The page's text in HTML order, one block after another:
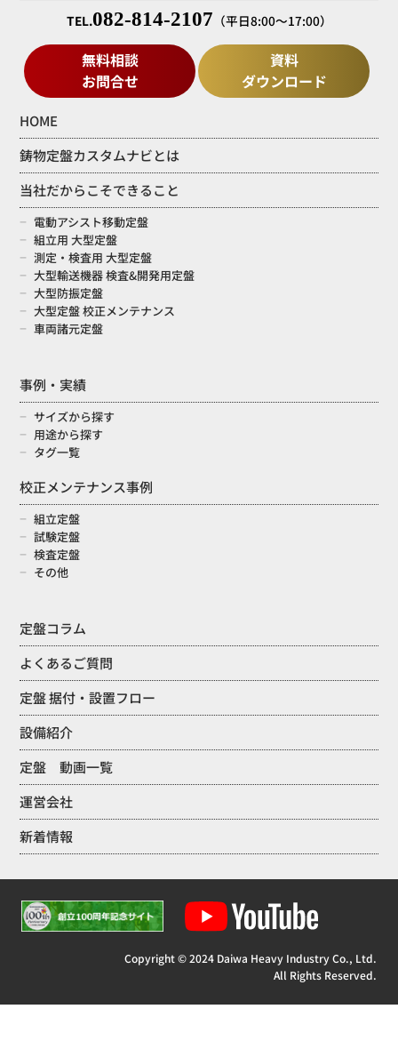
TEL.082-814-2107 （平日8:00～17:00）
無料相談
お問合せ
資料
ダウンロード
HOME
鋳物定盤カスタムナビとは
当社だからこそできること
電動アシスト移動定盤
組立用 大型定盤
測定・検査用 大型定盤
大型輸送機器 検査&開発用定盤
大型防振定盤
大型定盤 校正メンテナンス
車両諸元定盤
事例・実績
サイズから探す
用途から探す
タグ一覧
校正メンテナンス事例
組立定盤
試験定盤
検査定盤
その他
定盤コラム
よくあるご質問
定盤 据付・設置フロー
設備紹介
定盤 動画一覧
運営会社
新着情報
Copyright © 2024 Daiwa Heavy Industry Co., Ltd.
All Rights Reserved.